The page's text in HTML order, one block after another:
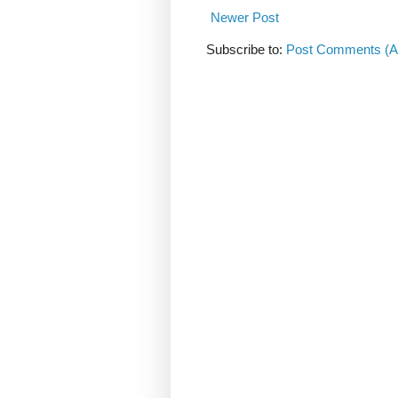
Newer Post
Subscribe to: Post Comments